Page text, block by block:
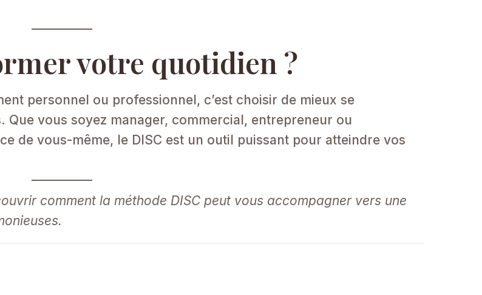
votre quotidien ?
personnel ou professionnel, c’est choisir de mieux se
vous soyez manager, commercial, entrepreneur ou
de vous-même, le DISC est un outil puissant pour atteindre vos
comment la méthode DISC peut vous accompagner vers une